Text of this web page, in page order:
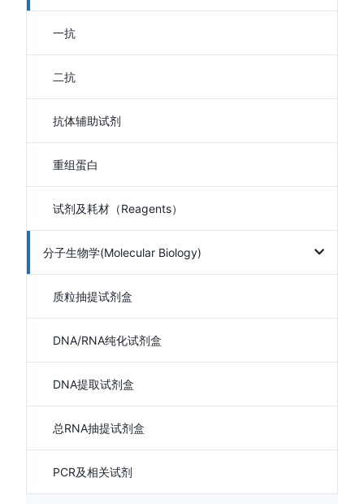
一抗
二抗
抗体辅助试剂
重组蛋白
试剂及耗材（Reagents）
分子生物学(Molecular Biology)
质粒抽提试剂盒
DNA/RNA纯化试剂盒
DNA提取试剂盒
总RNA抽提试剂盒
PCR及相关试剂